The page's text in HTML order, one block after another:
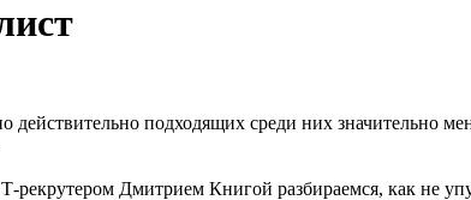
подходящих среди них значительно
Дмитрием Книгой разбираемся, как не